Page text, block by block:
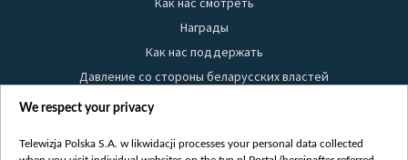
Награды
Как нас поддержать
Давление со стороны беларусских властей
Правила использования материалов
Безопасность
We respect your privacy
Telewizja Polska S.A. w likwidacji processes your personal data collected